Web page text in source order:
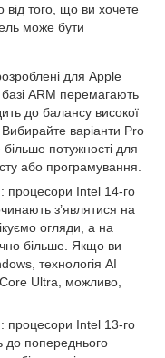
від того, що ви хочете
може бути
для Apple
ARM перемагають
до балансу високої
Вибирайте варіанти Pro
потужності для
або програмування.
процесори Intel 14-го
з’являтися на
огляди, а на
більше. Якщо ви
технологія AI
Ultra, можливо,
процесори Intel 13-го
до попереднього